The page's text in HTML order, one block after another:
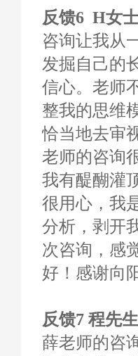
反馈6 H女
咨询让我从
发掘自己的
信心。老师
整我的思维
恰当地去审
老师的咨询
我有醍醐灌
很用心，我
分析，剥开
次咨询，感
好！感谢向
反馈7 程先生
薛老师的咨